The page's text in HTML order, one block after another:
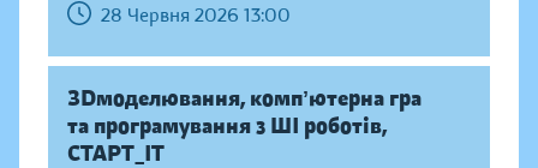
28 Червня 2026 13:00
ЗDмоделювання, компʼютерна гра
та програмування з ШІ роботів,
СТАРТ_ІТ